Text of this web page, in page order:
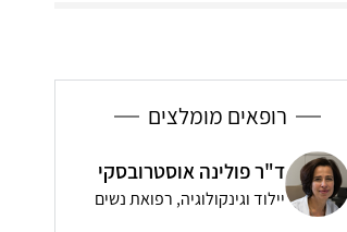
רופאים מומלצים
ד"ר פולינה אוסטרובסקי
יילוד וגינקולוגיה, רפואת נשים